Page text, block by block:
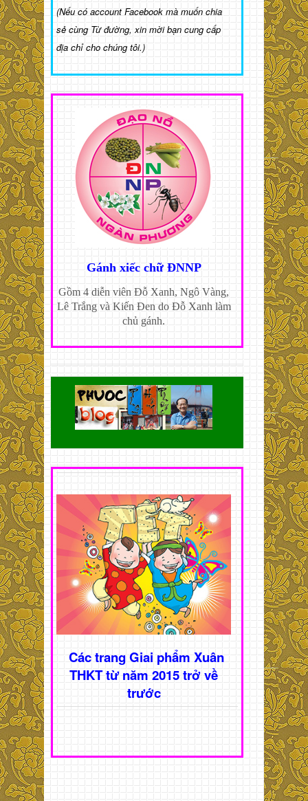
(Nếu có account Facebook mà muốn chia
sẻ cùng Từ đường, xin mời bạn cung cấp
địa chỉ cho chúng tôi.)
Gánh xiếc chữ ĐNNP
Gồm 4 diễn viên Đỗ Xanh, Ngô Vàng,
Lê Trắng và Kiến Đen do Đỗ Xanh làm
chủ gánh.
Các trang Giai phẩm Xuân
THKT từ năm 2015 trở về
trước